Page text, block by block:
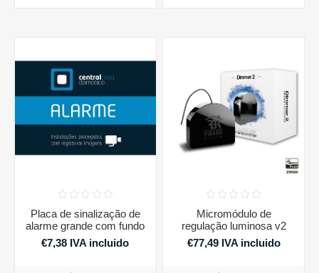
Placa de sinalização de
alarme grande com fundo
opaco
€7,38 IVA incluido
Micromódulo de
regulação luminosa v2
€77,49 IVA incluido